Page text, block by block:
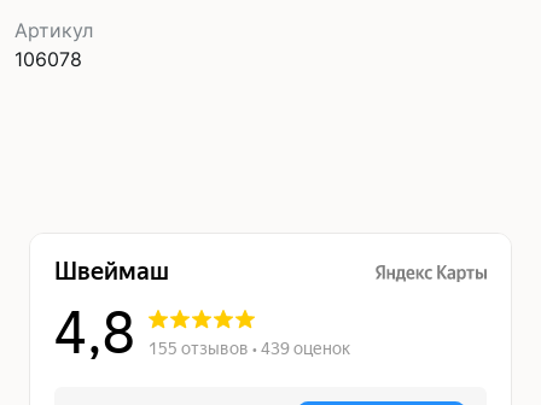
Артикул
106078